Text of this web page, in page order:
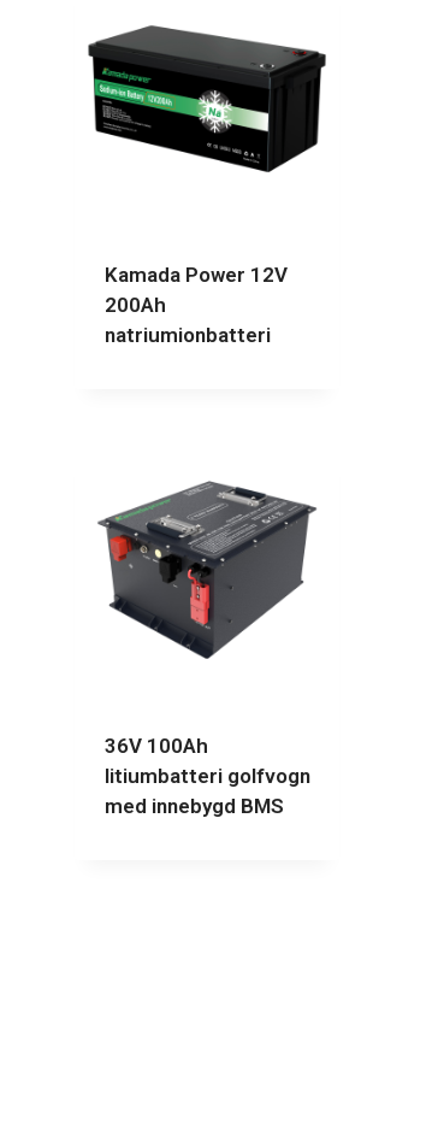
Kamada Power 12V
200Ah
natriumionbatteri
36V 100Ah
litiumbatteri golfvogn
med innebygd BMS